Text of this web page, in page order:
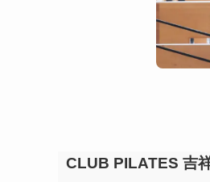
CLUB PILATES 吉